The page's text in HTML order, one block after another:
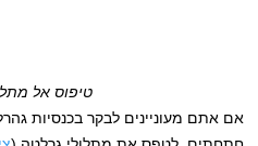
טיפוס אל
אם אתם מעוניינים לבקר בכנסיות